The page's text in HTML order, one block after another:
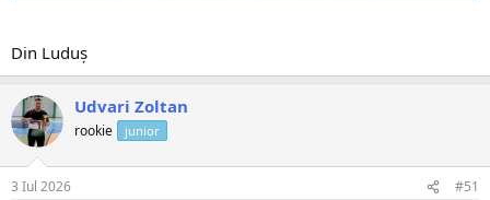
Din Luduș
Udvari Zoltan
rookie junior
3 Iul 2026 #51